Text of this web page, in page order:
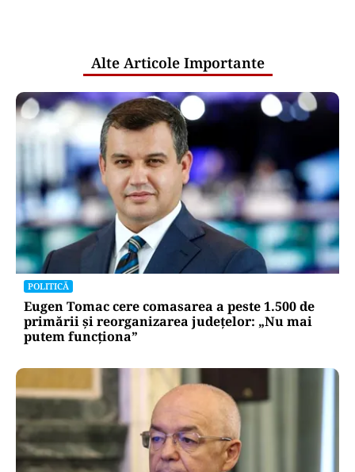
de gaze naturale lichefiate
Puterea Financiara
CNAIR: Aplicarea tarifelor pentru
rovinietă și sistemul TollRo va începe
la 1 octombrie
Oficiuldestiri.ro
Atacurile cibernetice expun
vulnerabilitățile statului român: ANP
repetă scenariul e‑Terra. Ce ascund
comunicările oficiale și cine răspunde
pentru mentenanța IT a instituțiilor
publice